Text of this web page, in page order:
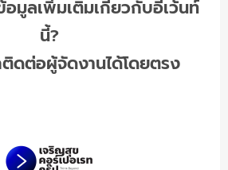
มูลเพิ่มเติมเกี่ยวกับอีเว้นท์
นี้?
ดต่อผู้จัดงานได้โดยตรง